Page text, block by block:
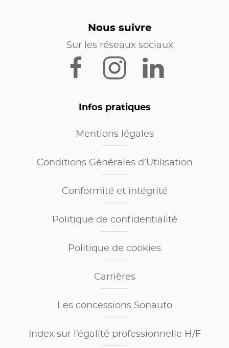
Nous suivre
Sur les réseaux sociaux
Infos pratiques
Mentions légales
Conditions Générales d’Utilisation
Conformité et intégrité
Politique de confidentialité
Politique de cookies
Carrières
Les concessions Sonauto
Index sur l’égalité professionnelle H/F